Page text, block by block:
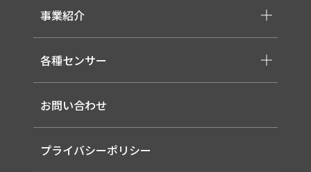
-各種モジュール
-取り扱いメーカー一覧
-直管形LEDランプ
-高天井LED
-LED信号灯
-ソーラー式LED 照明灯
-ルーター（LTE / Wi-Fiルーター）
事業紹介
-サービス概要
-事業領域
-EMS
各種センサー
-バイタルセンサー
-AIセンサー
お問い合わせ
プライバシーポリシー